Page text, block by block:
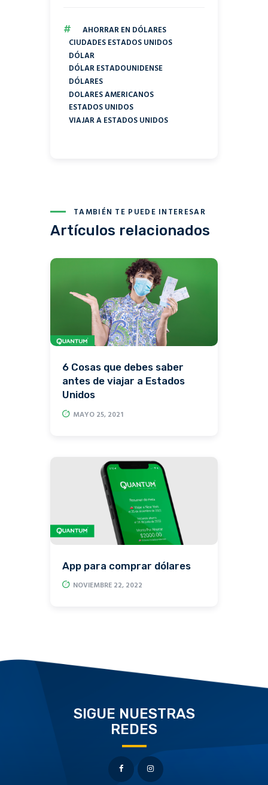
#
AHORRAR EN DÓLARES
CIUDADES ESTADOS UNIDOS
DÓLAR
DÓLAR ESTADOUNIDENSE
DÓLARES
DOLARES AMERICANOS
ESTADOS UNIDOS
VIAJAR A ESTADOS UNIDOS
TAMBIÉN TE PUEDE INTERESAR
Artículos relacionados
6 Cosas que debes saber
antes de viajar a Estados
Unidos
MAYO 25, 2021
App para comprar dólares
NOVIEMBRE 22, 2022
SIGUE NUESTRAS
REDES